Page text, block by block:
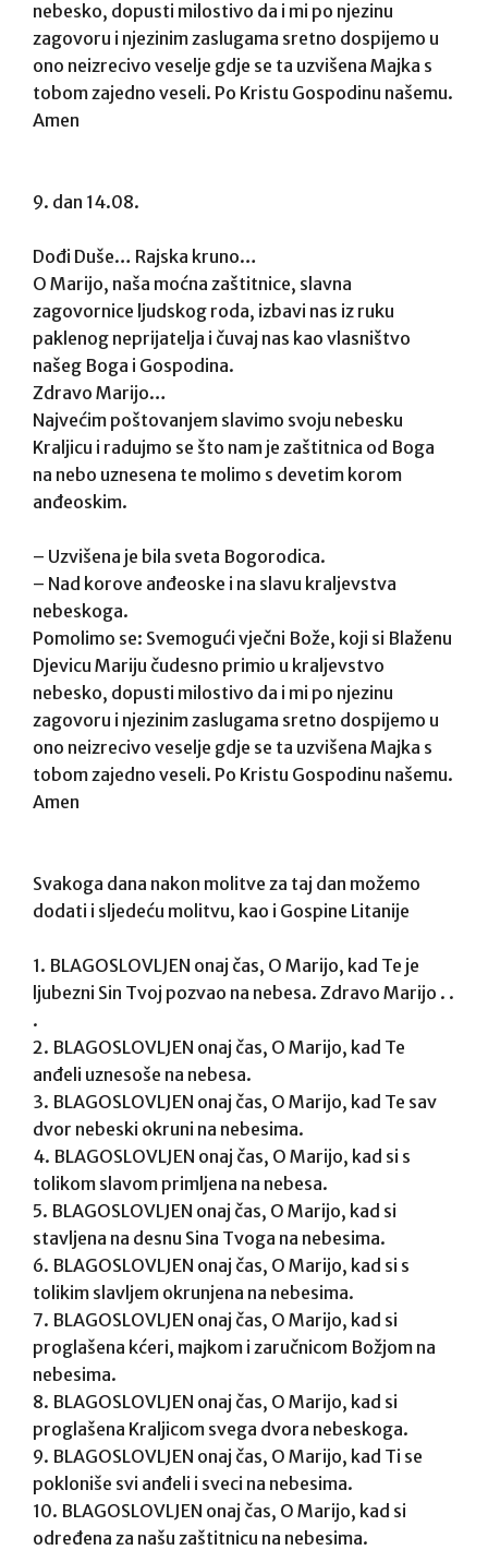
nebesko, dopusti milostivo da i mi po njezinu
zagovoru i njezinim zaslugama sretno dospijemo u
ono neizrecivo veselje gdje se ta uzvišena Majka s
tobom zajedno veseli. Po Kristu Gospodinu našemu.
Amen
9. dan 14.08.
Dođi Duše… Rajska kruno…
O Marijo, naša moćna zaštitnice, slavna
zagovornice ljudskog roda, izbavi nas iz ruku
paklenog neprijatelja i čuvaj nas kao vlasništvo
našeg Boga i Gospodina.
Zdravo Marijo…
Najvećim poštovanjem slavimo svoju nebesku
Kraljicu i radujmo se što nam je zaštitnica od Boga
na nebo uznesena te molimo s devetim korom
anđeoskim.
– Uzvišena je bila sveta Bogorodica.
– Nad korove anđeoske i na slavu kraljevstva
nebeskoga.
Pomolimo se: Svemogući vječni Bože, koji si Blaženu
Djevicu Mariju čudesno primio u kraljevstvo
nebesko, dopusti milostivo da i mi po njezinu
zagovoru i njezinim zaslugama sretno dospijemo u
ono neizrecivo veselje gdje se ta uzvišena Majka s
tobom zajedno veseli. Po Kristu Gospodinu našemu.
Amen
Svakoga dana nakon molitve za taj dan možemo
dodati i sljedeću molitvu, kao i Gospine Litanije
1. BLAGOSLOVLJEN onaj čas, O Marijo, kad Te je
ljubezni Sin Tvoj pozvao na nebesa. Zdravo Marijo . .
.
2. BLAGOSLOVLJEN onaj čas, O Marijo, kad Te
anđeli uznesoše na nebesa.
3. BLAGOSLOVLJEN onaj čas, O Marijo, kad Te sav
dvor nebeski okruni na nebesima.
4. BLAGOSLOVLJEN onaj čas, O Marijo, kad si s
tolikom slavom primljena na nebesa.
5. BLAGOSLOVLJEN onaj čas, O Marijo, kad si
stavljena na desnu Sina Tvoga na nebesima.
6. BLAGOSLOVLJEN onaj čas, O Marijo, kad si s
tolikim slavljem okrunjena na nebesima.
7. BLAGOSLOVLJEN onaj čas, O Marijo, kad si
proglašena kćeri, majkom i zaručnicom Božjom na
nebesima.
8. BLAGOSLOVLJEN onaj čas, O Marijo, kad si
proglašena Kraljicom svega dvora nebeskoga.
9. BLAGOSLOVLJEN onaj čas, O Marijo, kad Ti se
pokloniše svi anđeli i sveci na nebesima.
10. BLAGOSLOVLJEN onaj čas, O Marijo, kad si
određena za našu zaštitnicu na nebesima.